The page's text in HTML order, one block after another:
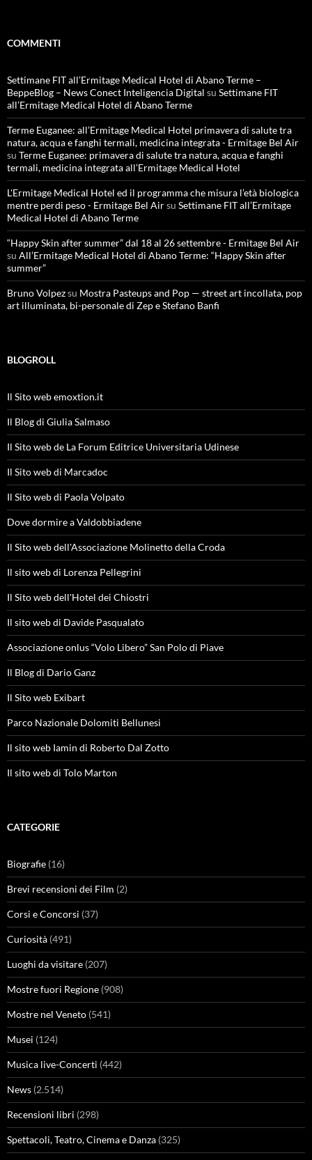
COMMENTI
Settimane FIT all’Ermitage Medical Hotel di Abano Terme –
BeppeBlog – News Conect Inteligencia Digital su Settimane FIT
all’Ermitage Medical Hotel di Abano Terme
Terme Euganee: all’Ermitage Medical Hotel primavera di salute tra
natura, acqua e fanghi termali, medicina integrata - Ermitage Bel Air
su Terme Euganee: primavera di salute tra natura, acqua e fanghi
termali, medicina integrata all’Ermitage Medical Hotel
L'Ermitage Medical Hotel ed il programma che misura l’età biologica
mentre perdi peso - Ermitage Bel Airsu Settimane FIT all’Ermitage
Medical Hotel di Abano Terme
“Happy Skin after summer” dal 18 al 26 settembre - Ermitage Bel Air
su All’Ermitage Medical Hotel di Abano Terme: “Happy Skin after
summer”
Bruno Volpezsu Mostra Pasteups and Pop — street art incollata, pop
art illuminata, bi-personale di Zep e Stefano Banfi
BLOGROLL
Il Sito web emoxtion.it
Il Blog di Giulia Salmaso
Il Sito web de La Forum Editrice Universitaria Udinese
Il Sito web di Marcadoc
Il Sito web di Paola Volpato
Dove dormire a Valdobbiadene
Il Sito web dell'Associazione Molinetto della Croda
Il sito web di Lorenza Pellegrini
Il Sito web dell'Hotel dei Chiostri
Il sito web di Davide Pasqualato
Associazione onlus “Volo Libero” San Polo di Piave
Il Blog di Dario Ganz
Il Sito web Exibart
Parco Nazionale Dolomiti Bellunesi
Il sito web Iamin di Roberto Dal Zotto
Il sito web di Tolo Marton
CATEGORIE
Biografie (16)
Brevi recensioni dei Film (2)
Corsi e Concorsi (37)
Curiosità (491)
Luoghi da visitare (207)
Mostre fuori Regione (908)
Mostre nel Veneto (541)
Musei (124)
Musica live-Concerti (442)
News (2.514)
Recensioni libri (298)
Spettacoli, Teatro, Cinema e Danza (325)